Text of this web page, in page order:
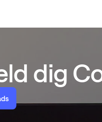
dig